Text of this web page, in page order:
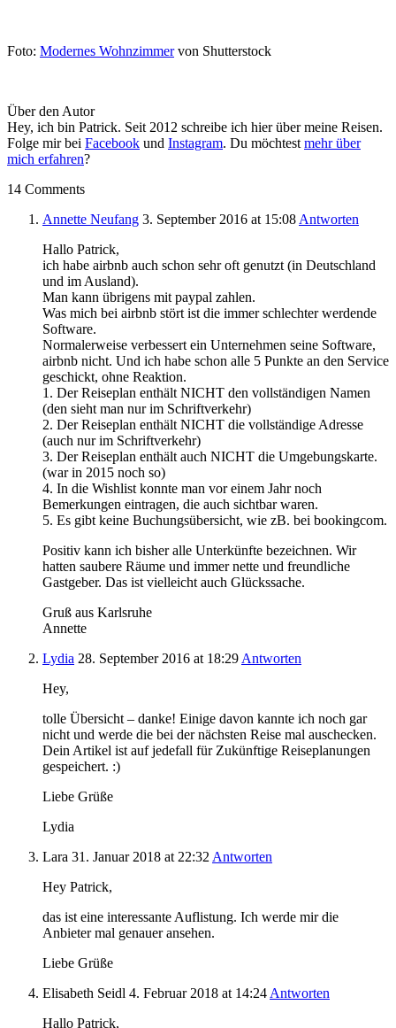
Foto: Modernes Wohnzimmervon Shutterstock
Über den Autor
Hey, ich bin Patrick. Seit 2012 schreibe ich hier über meine Reisen.
Folge mir bei Facebook und Instagram. Du möchtest mehr über
mich erfahren?
14 Comments
Annette Neufang 3. September 2016 at 15:08 Antworten
Hallo Patrick,
ich habe airbnb auch schon sehr oft genutzt (in Deutschland
und im Ausland).
Man kann übrigens mit paypal zahlen.
Was mich bei airbnb stört ist die immer schlechter werdende
Software.
Normalerweise verbessert ein Unternehmen seine Software,
airbnb nicht. Und ich habe schon alle 5 Punkte an den Service
geschickt, ohne Reaktion.
1. Der Reiseplan enthält NICHT den vollständigen Namen
(den sieht man nur im Schriftverkehr)
2. Der Reiseplan enthält NICHT die vollständige Adresse
(auch nur im Schriftverkehr)
3. Der Reiseplan enthält auch NICHT die Umgebungskarte.
(war in 2015 noch so)
4. In die Wishlist konnte man vor einem Jahr noch
Bemerkungen eintragen, die auch sichtbar waren.
5. Es gibt keine Buchungsübersicht, wie zB. bei bookingcom.
Positiv kann ich bisher alle Unterkünfte bezeichnen. Wir
hatten saubere Räume und immer nette und freundliche
Gastgeber. Das ist vielleicht auch Glückssache.
Gruß aus Karlsruhe
Annette
Lydia 28. September 2016 at 18:29 Antworten
Hey,
tolle Übersicht – danke! Einige davon kannte ich noch gar
nicht und werde die bei der nächsten Reise mal auschecken.
Dein Artikel ist auf jedefall für Zukünftige Reiseplanungen
gespeichert. :)
Liebe Grüße
Lydia
Lara 31. Januar 2018 at 22:32 Antworten
Hey Patrick,
das ist eine interessante Auflistung. Ich werde mir die
Anbieter mal genauer ansehen.
Liebe Grüße
Elisabeth Seidl 4. Februar 2018 at 14:24 Antworten
Hallo Patrick,